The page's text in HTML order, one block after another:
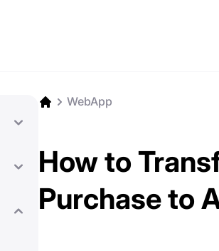
WebApp
How to
Purchase to